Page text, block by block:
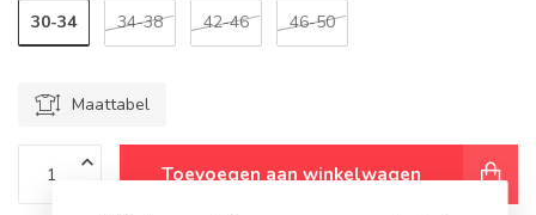
30-34 34-38 42-46 46-50
Maattabel
Toevoegen aan winkelwagen